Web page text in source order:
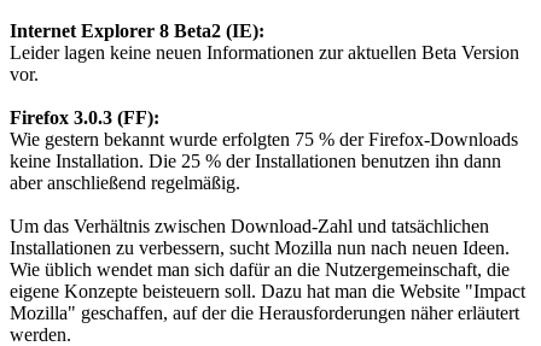
Internet Explorer 8 Beta2 (IE):
Leider lagen keine neuen Informationen zur aktuellen Beta Version
vor.
Firefox 3.0.3 (FF):
Wie gestern bekannt wurde erfolgten 75 % der Firefox-Downloads
keine Installation. Die 25 % der Installationen benutzen ihn dann
aber anschließend regelmäßig.
Um das Verhältnis zwischen Download-Zahl und tatsächlichen
Installationen zu verbessern, sucht Mozilla nun nach neuen Ideen.
Wie üblich wendet man sich dafür an die Nutzergemeinschaft, die
eigene Konzepte beisteuern soll. Dazu hat man die Website "Impact
Mozilla" geschaffen, auf der die Herausforderungen näher erläutert
werden.